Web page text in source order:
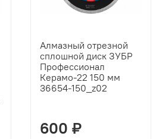
Алмазный отрезной
сплошной диск ЗУБР
Профессионал
Керамо-22 150 мм
36654-150_z02
600 ₽